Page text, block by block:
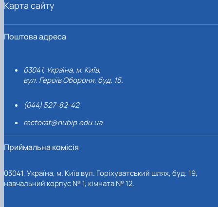
Поштова адреса
03041, Україна, м. Київ,
вул. Героїв Оборони, буд. 15.
(044) 527-82-42
rectorat@nubip.edu.ua
Приймальна комісія
03041, Україна, м. Київ вул. Горіхуватський шлях, буд. 19,
навчальний корпус № 1, кімната № 12.
Карта сайту